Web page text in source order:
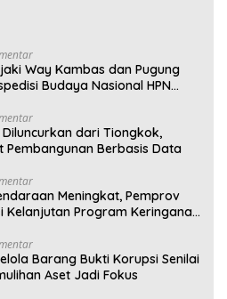
Way Kambas dan Pugung
Budaya Nasional HPN
Diluncurkan dari Tiongkok,
Pembangunan Berbasis Data
Meningkat, Pemprov
Kelanjutan Program Keringanan
Barang Bukti Korupsi Senilai
Aset Jadi Fokus